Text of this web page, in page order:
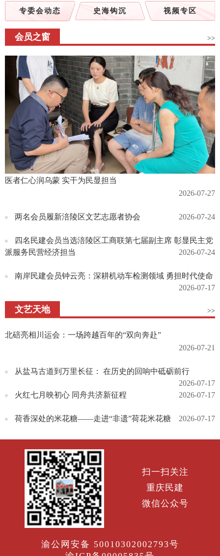
专委会动态 史海钩沉 视频专区
会员之窗 >>
医者仁心润乌蒙 实干为民显担当
2026-07-27
两名会员履新涪陵区文艺志愿者协会 2026-07-24
四名民建会员当选涪陵区工商联第七届副主席 彰显民主党
派服务民营经济担当
2026-07-24
南岸民建会员钟云亮：深耕机动车检测领域 勇担时代使命
2026-07-17
文艺天地 >>
北碚亮相川运会：一场跨越百年的“双向奔赴”
2026-07-21
从盐马古道到万里长征： 在历史的回响中砥砺前行
2026-07-17
火红七月映初心 同舟共济新征程
2026-07-17
荷香深处的米花糖——走进“非遗”荷花米花糖 2026-07-17
扫一扫关注
重庆民建
微信公众号
渝公网安备 50010302002793号